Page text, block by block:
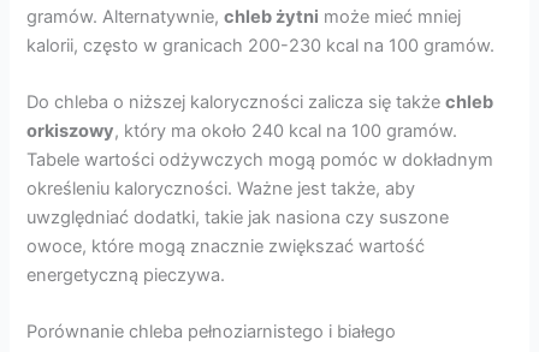
gramów. Alternatywnie,chleb żytni może mieć mniej
kalorii, często w granicach 200-230 kcal na 100 gramów.
Do chleba o niższej kaloryczności zalicza się takżechleb
orkiszowy, który ma około 240 kcal na 100 gramów.
Tabele wartości odżywczych mogą pomóc w dokładnym
określeniu kaloryczności. Ważne jest także, aby
uwzględniać dodatki, takie jak nasiona czy suszone
owoce, które mogą znacznie zwiększać wartość
energetyczną pieczywa.
Porównanie chleba pełnoziarnistego i białego